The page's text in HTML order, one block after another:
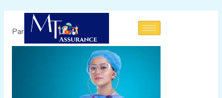
Par admin / 23 août 2022